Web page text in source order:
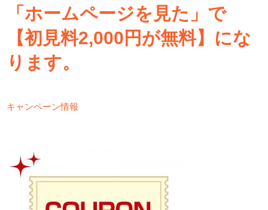
「ホームページを見た」で
【初見料2,000円が無料】にな
ります。
キャンペーン情報